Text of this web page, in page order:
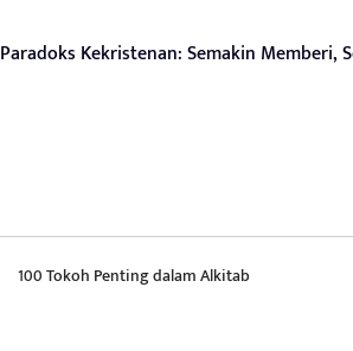
Paradoks Kekristenan: Semakin Memberi,
100 Tokoh Penting dalam Alkitab